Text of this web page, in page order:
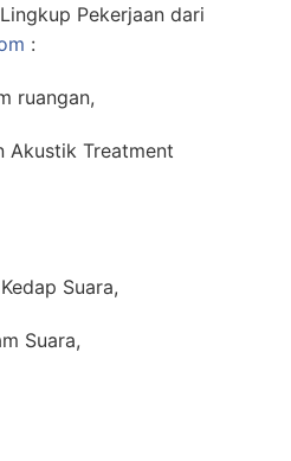
Pekerjaan dari
:
ruangan,
Akustik Treatment
Suara,
Suara,